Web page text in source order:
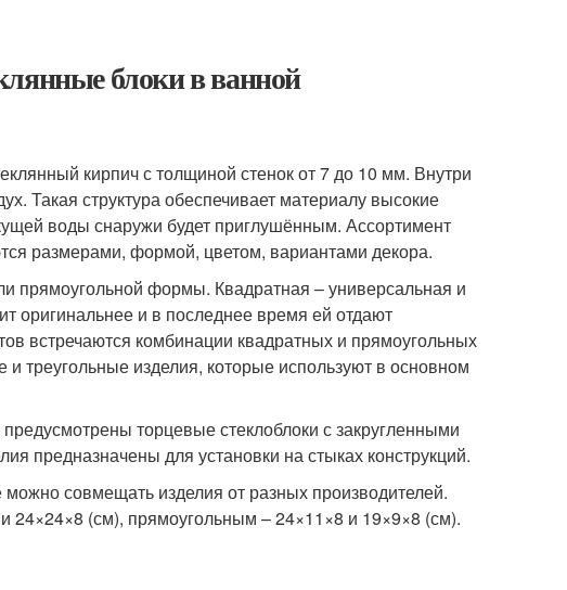
блоки в ванной
кирпич с толщиной стенок от 7 до 10 мм. Внутри
Такая структура обеспечивает материалу высокие
воды снаружи будет приглушённым. Ассортимент
размерами, формой, цветом, вариантами декора.
прямоугольной формы. Квадратная – универсальная и
оригинальнее и в последнее время ей отдают
встречаются комбинации квадратных и прямоугольных
треугольные изделия, которые используют в основном
торцевые стеклоблоки с закругленными
предназначены для установки на стыках конструкций.
совмещать изделия от разных производителей.
24×24×8 (см), прямоугольным – 24×11×8 и 19×9×8 (см).